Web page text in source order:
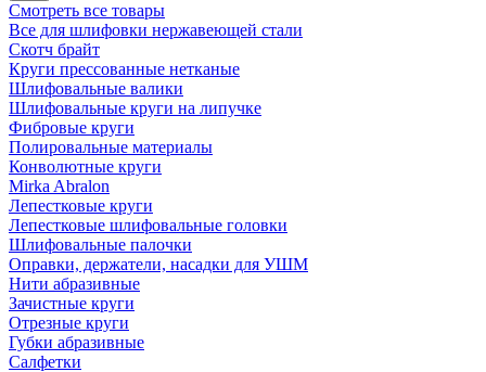
Смотреть все товары
Все для шлифовки нержавеющей стали
Скотч брайт
Круги прессованные нетканые
Шлифовальные валики
Шлифовальные круги на липучке
Фибровые круги
Полировальные материалы
Конволютные круги
Mirka Abralon
Лепестковые круги
Лепестковые шлифовальные головки
Шлифовальные палочки
Оправки, держатели, насадки для УШМ
Нити абразивные
Зачистные круги
Отрезные круги
Губки абразивные
Салфетки